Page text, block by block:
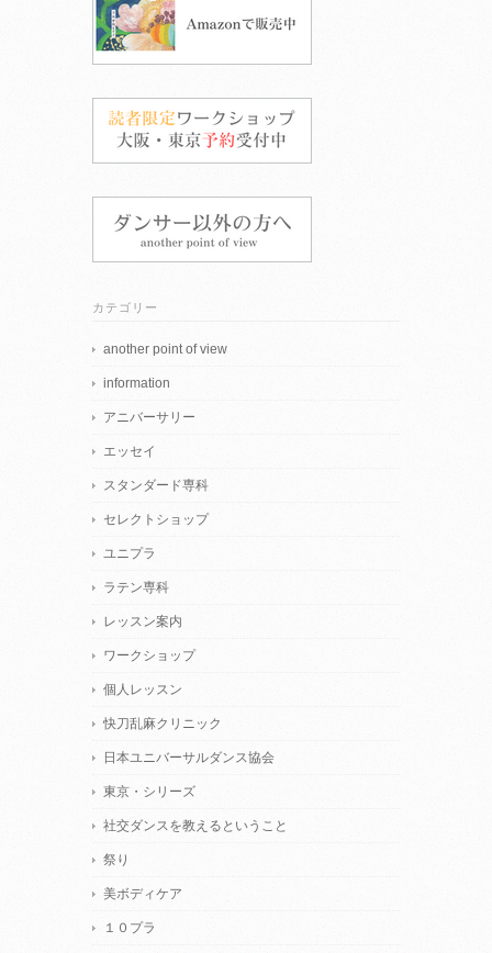
カテゴリー
another point of view
information
アニバーサリー
エッセイ
スタンダード専科
セレクトショップ
ユニプラ
ラテン専科
レッスン案内
ワークショップ
個人レッスン
快刀乱麻クリニック
日本ユニバーサルダンス協会
東京・シリーズ
社交ダンスを教えるということ
祭り
美ボディケア
１０プラ